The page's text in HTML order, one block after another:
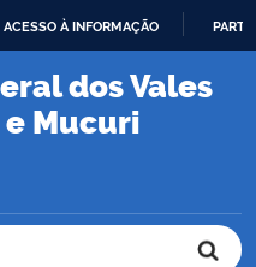
ACESSO À INFORMAÇÃO
dos Vales
Mucuri